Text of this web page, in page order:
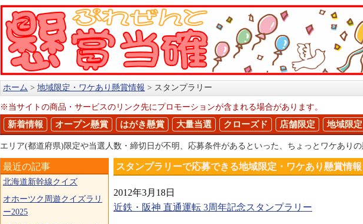
ホーム 地域限定・ワケあり懸賞情報 スタンプラリー
※当サイトの商品・サービスのリンク先にプロモーションが含まれる場合があります。
新着情報 オープン懸賞 はがき懸賞 大量当選 クローズド 店舗限定 地域限定
エリア(都道府県)限定や当選人数・締切日が不明、応募条件があるといった、ちょっとワケあり
スタンプラリーで応募できる地域限定・ワケあり懸賞情報
2012年3月18日
近鉄・阪神 直通運転 3周年記念スタンプラリー
最近の記事
北海道新幹線クイズ
オホーツク周遊クイズラリ
ー2025